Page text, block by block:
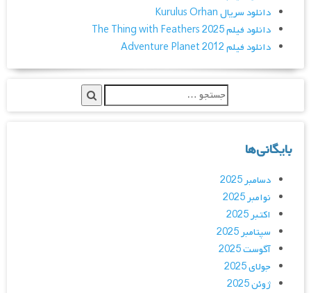
دانلود سریال Kurulus Orhan
دانلود فیلم The Thing with Feathers 2025
دانلود فیلم Adventure Planet 2012
بایگانی‌ها
دسامبر 2025
نوامبر 2025
اکتبر 2025
سپتامبر 2025
آگوست 2025
جولای 2025
ژوئن 2025